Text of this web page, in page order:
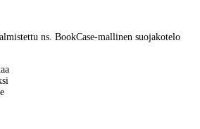
ns. BookCase-mallinen suojakotelo